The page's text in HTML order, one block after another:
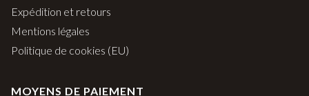
Expédition et retours
Mentions légales
Politique de cookies (EU)
MOYENS DE PAIEMENT